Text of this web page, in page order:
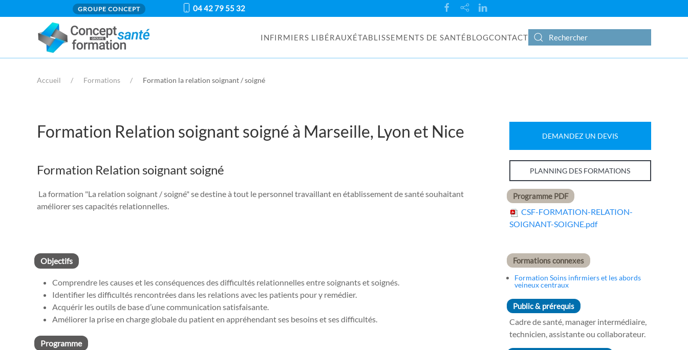
GROUPE CONCEPT 04 42 79 55 32
INFIRMIERS LIBÉRAUXÉTABLISSEMENTS DE SANTÉBLOGCONTACT
Accueil Formations Formation la relation soignant / soigné
Formation Relation soignant soigné à Marseille, Lyon et Nice
Formation Relation soignant soigné
La formation "La relation soignant / soigné" se destine à tout le personnel travaillant en établissement de santé souhaitant
améliorer ses capacités relationnelles.
DEMANDEZ UN DEVIS
PLANNING DES FORMATIONS
Programme PDF
CSF-FORMATION-RELATION-
SOIGNANT-SOIGNE.pdf
Objectifs
Comprendre les causes et les conséquences des difficultés relationnelles entre soignants et soignés.
Identifier les difficultés rencontrées dans les relations avec les patients pour y remédier.
Acquérir les outils de base d’une communication satisfaisante.
Améliorer la prise en charge globale du patient en appréhendant ses besoins et ses difficultés.
Programme
Formations connexes
Formation Soins infirmiers et les abords
veineux centraux
Public & prérequis
Cadre de santé, manager intermédiaire,
technicien, assistante ou collaborateur.